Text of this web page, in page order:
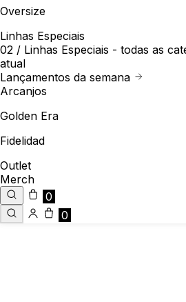
Oversize
Linhas Especiais
02 / Linhas Especiais - todas as
atual
Lançamentos da semana
Arcanjos
Golden Era
Fidelidad
Outlet
Merch
0
0